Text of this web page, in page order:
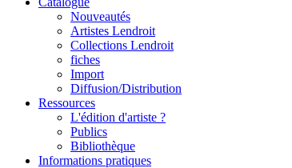
Nouveautés
Artistes Lendroit
Collections Lendroit
fiches
Import
Diffusion/Distribution
Ressources
L'édition d'artiste ?
Publics
Bibliothèque
Informations pratiques